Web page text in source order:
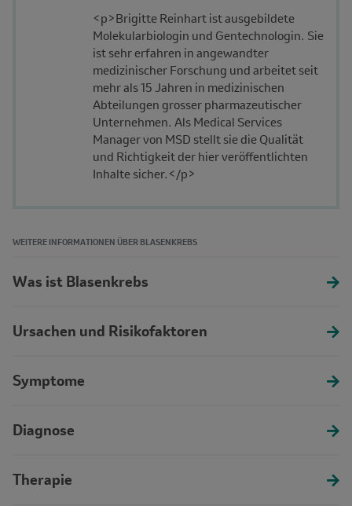
<p>Brigitte Reinhart ist ausgebildete
Molekularbiologin und Gentechnologin. Sie
ist sehr erfahren in angewandter
medizinischer Forschung und arbeitet seit
mehr als 15 Jahren in medizinischen
Abteilungen grosser pharmazeutischer
Unternehmen. Als Medical Services
Manager von MSD stellt sie die Qualität
und Richtigkeit der hier veröffentlichten
Inhalte sicher.</p>
WEITERE INFORMATIONEN ÜBER BLASENKREBS
Was ist Blasenkrebs
Ursachen und Risikofaktoren
Symptome
Diagnose
Therapie